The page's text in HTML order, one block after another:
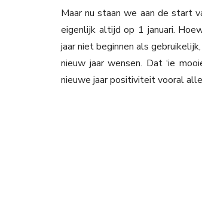
Maar nu staan we aan de start
eigenlijk altijd op 1 januari.
jaar niet beginnen als
nieuw jaar wensen. Dat ‘ie
nieuwe jaar positiviteit vooral